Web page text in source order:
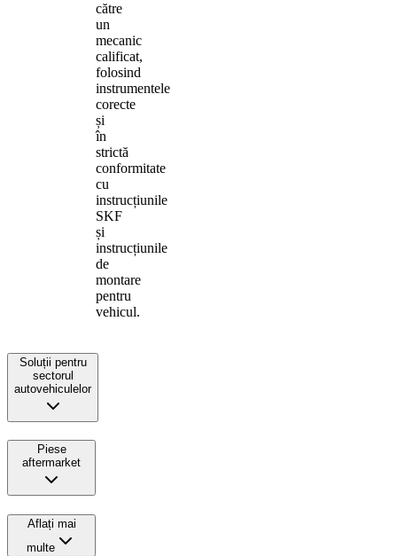
către
un
mecanic
calificat,
folosind
instrumentele
corecte
și
în
strictă
conformitate
cu
instrucțiunile
SKF
și
instrucțiunile
de
montare
pentru
vehicul.
Soluții pentru
sectorul
autovehiculelor
Piese
aftermarket
Aflați mai
multe